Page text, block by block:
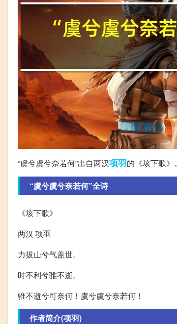
“虞兮虞兮奈若何”出自两汉项羽的《垓下歌》。
“虞兮虞兮奈若何”全诗
《垓下歌》
两汉 项羽
力拔山兮气盖世。
时不利兮骓不逝。
骓不逝兮可奈何！虞兮虞兮奈若何！
作者简介(项羽)